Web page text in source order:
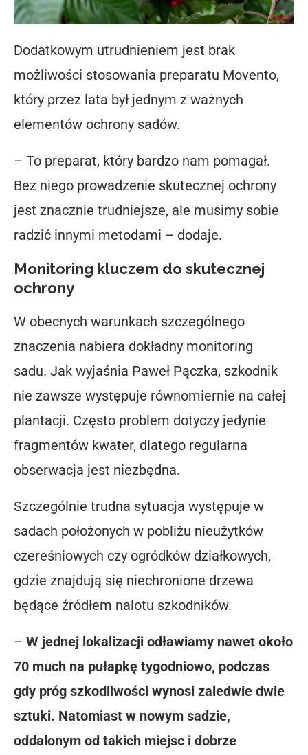
Dodatkowym utrudnieniem jest brak
możliwości stosowania preparatu Movento,
który przez lata był jednym z ważnych
elementów ochrony sadów.
– To preparat, który bardzo nam pomagał.
Bez niego prowadzenie skutecznej ochrony
jest znacznie trudniejsze, ale musimy sobie
radzić innymi metodami – dodaje.
Monitoring kluczem do skutecznej
ochrony
W obecnych warunkach szczególnego
znaczenia nabiera dokładny monitoring
sadu. Jak wyjaśnia Paweł Pączka, szkodnik
nie zawsze występuje równomiernie na całej
plantacji. Często problem dotyczy jedynie
fragmentów kwater, dlatego regularna
obserwacja jest niezbędna.
Szczególnie trudna sytuacja występuje w
sadach położonych w pobliżu nieużytków
czereśniowych czy ogródków działkowych,
gdzie znajdują się niechronione drzewa
będące źródłem nalotu szkodników.
– W jednej lokalizacji odławiamy nawet około
70 much na pułapkę tygodniowo, podczas
gdy próg szkodliwości wynosi zaledwie dwie
sztuki. Natomiast w nowym sadzie,
oddalonym od takich miejsc i dobrze